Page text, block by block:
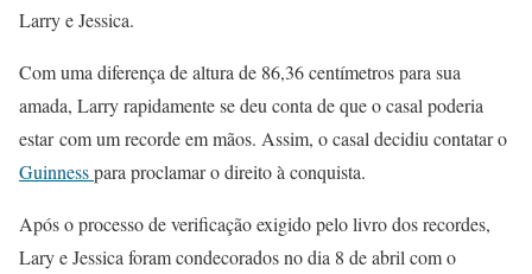
Larry e Jessica.
Com uma diferença de altura de 86,36 centímetros para sua
amada, Larry rapidamente se deu conta de que o casal poderia
estar com um recorde em mãos. Assim, o casal decidiu contatar o
Guinnesspara proclamar o direito à conquista.
Após o processo de verificação exigido pelo livro dos recordes,
Lary e Jessica foram condecorados no dia 8 de abril com o